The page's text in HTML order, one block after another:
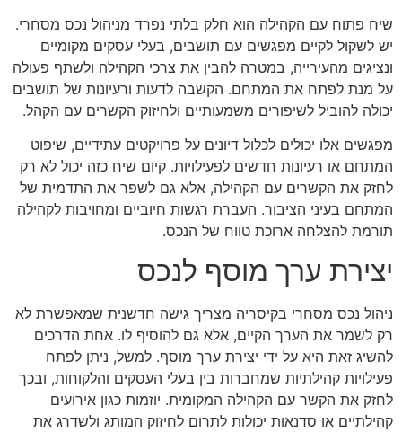
שיח פתוח עם הקהילה הוא חלק בלתי נפרד מניהול נכס מסחרי.
יש לשקול לקיים מפגשים עם תושבים, בעלי עסקים מקומיים
ונציגים מהעירייה, במטרה להבין את צרכי הקהילה ולשתף פעולה
על מנת לפתח את המתחם. הקשבה לדעות ורעיונות של תושבים
יכולה להוביל לשיפורים משמעותיים ולחיזוק הקשרים עם הקהל.
מפגשים אלו יכולים לכלול דיונים על פרויקטים עתידיים, שיפוט
המתחם או רעיונות חדשים לפעילויות. קיום שיח כזה יכול לא רק
לחזק את הקשרים עם הקהילה, אלא גם לשפר את התדמית של
המתחם בעיני הציבור. העברת רגשות חיוביים ומחויבות לקהילה
תורמת להצלחה ארוכת טווח של הנכס.
יצירת ערך מוסף לנכס
ניהול נכס מסחרי בקיסריה מצריך גישה חדשנית שמאפשרת לא
רק לשמר את הערך הקיים, אלא גם להוסיף לו. אחת הדרכים
להשיג זאת היא על ידי יצירת ערך מוסף. למשל, ניתן לפתח
פעילויות קהילתיות שמחברות בין בעלי העסקים והלקוחות, ובכך
לחזק את הקשר עם הקהילה המקומית. יוזמות כגון אירועים
קהילתיים או סדנאות יכולות לתרום לחיזוק המותג ולשדרג את